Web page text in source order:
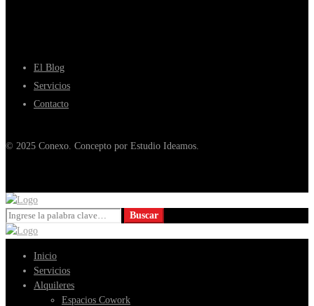
El Blog
Servicios
Contacto
© 2025 Conexo. Concepto por Estudio Ideamos.
Buscar: Buscar
Inicio
Servicios
Alquileres
Espacios Cowork